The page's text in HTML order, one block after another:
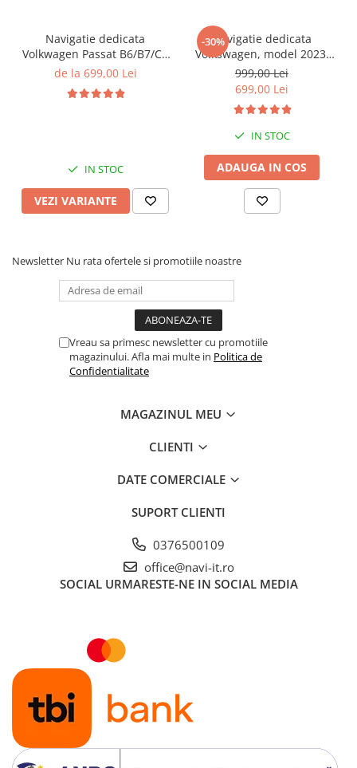
Navigatie dedicata
Volkwagen Passat B6/B7/CC
Gri, 4GB RAM 64GB ROM,
Display QLED 10", DSP,
de la 699,00 Lei
IN STOC
VEZI VARIANTE
-30%Navigatie dedicata
Volkswagen, model 2023,
4GB RAM 64GB ROM,
Quadcore, Android 14,
Display QLED 7", DSP,
Carplay&Android Auto,
Suport camere AHD
999,00 Lei
699,00 Lei
IN STOC
ADAUGA IN COS
Newsletter Nu rata ofertele si promotiile noastre
Vreau sa primesc newsletter cu promotiile
magazinului. Afla mai multe in Politica de
Confidentialitate
MAGAZINUL MEU
CLIENTI
DATE COMERCIALE
SUPORT CLIENTI
0376500109
office@navi-it.ro
SOCIAL URMARESTE-NE IN SOCIAL MEDIA